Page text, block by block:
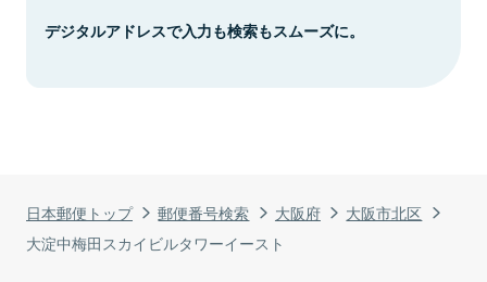
日本郵便トップ 郵便番号検索 大阪府
大阪市北区
大淀中梅田スカイビルタワーイースト
デジタルアドレスで入力も検索もスムーズに。